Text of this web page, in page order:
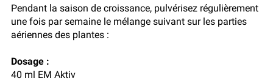
Pendant la saison de croissance, pulvérisez régulièrement
une fois par semaine le mélange suivant sur les parties
aériennes des plantes :
Dosage :
40 ml EM Aktiv